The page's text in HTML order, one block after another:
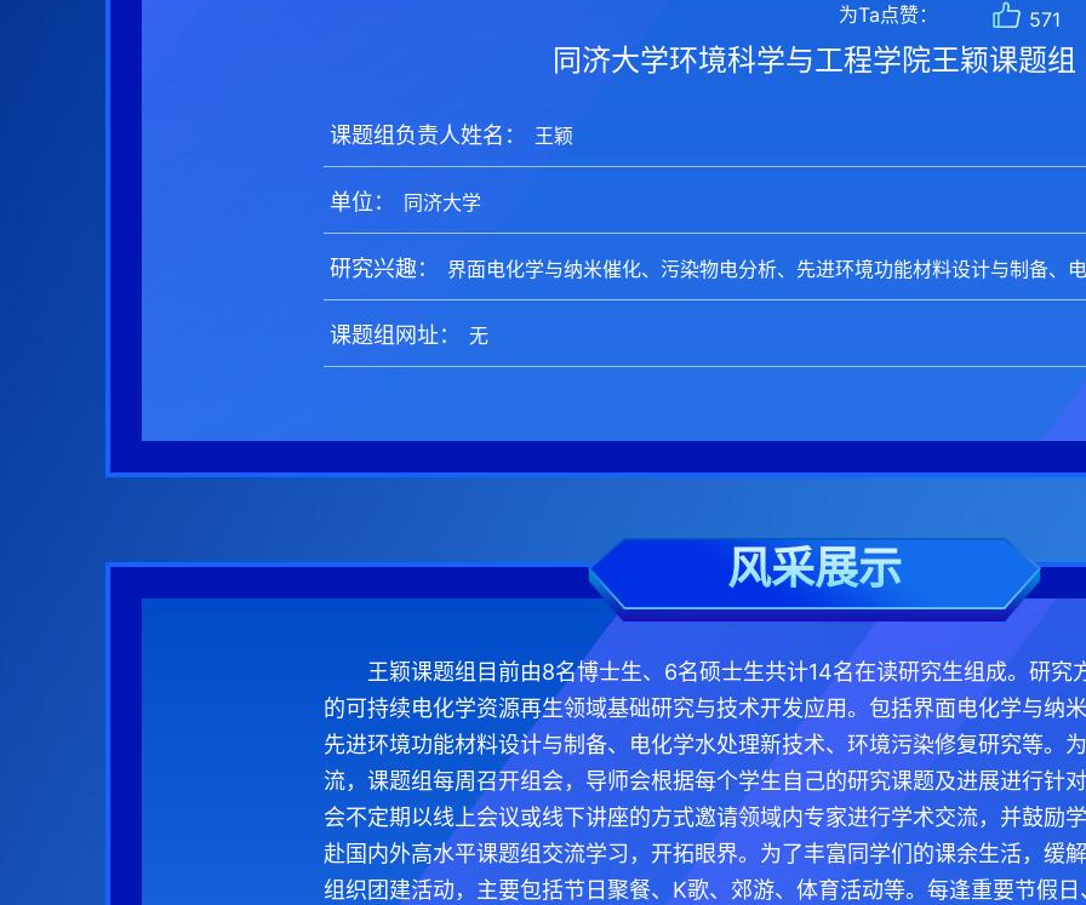
为Ta点赞： 571
同济大学环境科学与工程学院王颖课题组
课题组负责人姓名：
单位：
研究兴趣：
课题组网址：
风采展示
王颖课题组目前由8名博士生、6名硕士生共计14名在读研究生组成。研究
的可持续电化学资源再生领域基础研究与技术开发应用。包括界面电化学与纳
先进环境功能材料设计与制备、电化学水处理新技术、环境污染修复研究等。
流，课题组每周召开组会，导师会根据每个学生自己的研究课题及进展进行针
会不定期以线上会议或线下讲座的方式邀请领域内专家进行学术交流，并鼓励
赴国内外高水平课题组交流学习，开拓眼界。为了丰富同学们的课余生活，缓
组织团建活动，主要包括节日聚餐、K歌、郊游、体育活动等。每逢重要节假